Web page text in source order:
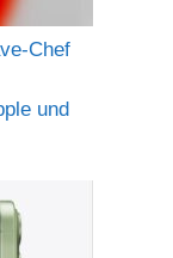
Chef
und